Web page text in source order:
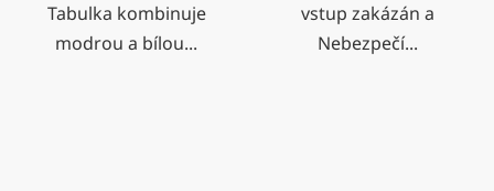
Tabulka kombinuje
modrou a bílou...
vstup zakázán a
Nebezpečí...